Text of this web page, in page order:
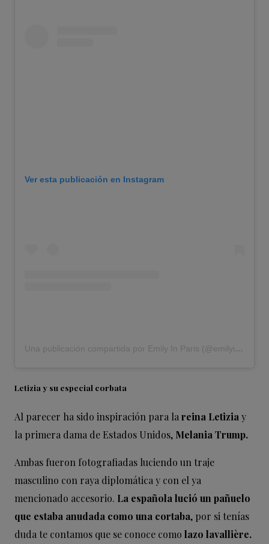
Ver esta publicación en Instagram
Una publicación compartida por Emily In Paris (@emilyinparis)
Letizia y su especial corbata
Al parecer ha sido inspiración para la reina Letizia y
la primera dama de Estados Unidos, Melania Trump.
Ambas fueron fotografiadas luciendo un traje
masculino con raya diplomática y con el ya
mencionado accesorio. La española lució un pañuelo
que estaba anudada como una cortaba, por si tenías
duda te contamos que se conoce como lazo lavallière.